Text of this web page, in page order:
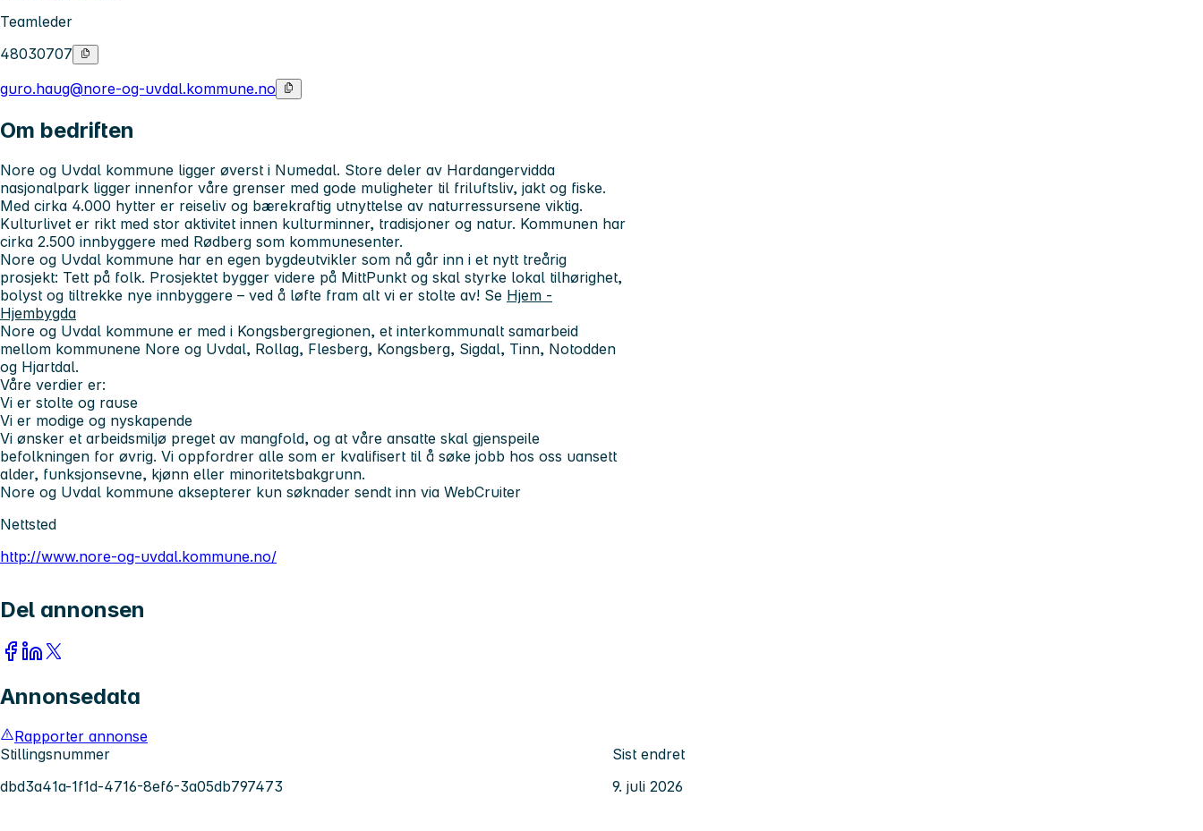
Teamleder
48030707
guro.haug@nore-og-uvdal.kommune.no
Om bedriften
Nore og Uvdal kommune ligger øverst i Numedal. Store deler av Hardangervidda
nasjonalpark ligger innenfor våre grenser med gode muligheter til friluftsliv, jakt og fiske.
Med cirka 4.000 hytter er reiseliv og bærekraftig utnyttelse av naturressursene viktig.
Kulturlivet er rikt med stor aktivitet innen kulturminner, tradisjoner og natur. Kommunen har
cirka 2.500 innbyggere med Rødberg som kommunesenter.
Nore og Uvdal kommune har en egen bygdeutvikler som nå går inn i et nytt treårig
prosjekt: Tett på folk. Prosjektet bygger videre på MittPunkt og skal styrke lokal tilhørighet,
bolyst og tiltrekke nye innbyggere – ved å løfte fram alt vi er stolte av! Se Hjem -
Hjembygda
Nore og Uvdal kommune er med i Kongsbergregionen, et interkommunalt samarbeid
mellom kommunene Nore og Uvdal, Rollag, Flesberg, Kongsberg, Sigdal, Tinn, Notodden
og Hjartdal.
Våre verdier er:
Vi er stolte og rause
Vi er modige og nyskapende
Vi ønsker et arbeidsmiljø preget av mangfold, og at våre ansatte skal gjenspeile
befolkningen for øvrig. Vi oppfordrer alle som er kvalifisert til å søke jobb hos oss uansett
alder, funksjonsevne, kjønn eller minoritetsbakgrunn.
Nore og Uvdal kommune aksepterer kun søknader sendt inn via WebCruiter
Nettsted
http://www.nore-og-uvdal.kommune.no/
Del annonsen
Annonsedata
Rapporter annonse
Stillingsnummer
dbd3a41a-1f1d-4716-8ef6-3a05db797473
Sist endret
9. juli 2026